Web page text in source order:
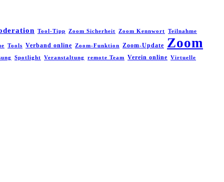
Tool-Tipp Zoom Sicherheit Zoom Kennwort Teilnahme
Tools Verband online Zoom-Funktion Zoom-Update Zoom
Spotlight Veranstaltung remote Team Verein online Virtuelle